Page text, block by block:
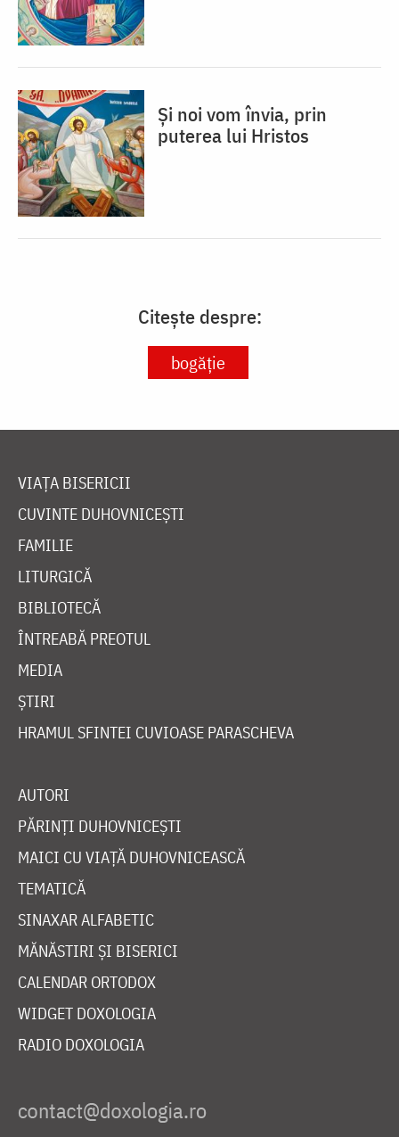
Și noi vom învia, prin
puterea lui Hristos
Citește despre:
bogăție
VIAȚA BISERICII
CUVINTE DUHOVNICEȘTI
FAMILIE
LITURGICĂ
BIBLIOTECĂ
ÎNTREABĂ PREOTUL
MEDIA
ȘTIRI
HRAMUL SFINTEI CUVIOASE PARASCHEVA
AUTORI
PĂRINȚI DUHOVNICEȘTI
MAICI CU VIAȚĂ DUHOVNICEASCĂ
TEMATICĂ
SINAXAR ALFABETIC
MĂNĂSTIRI ȘI BISERICI
CALENDAR ORTODOX
WIDGET DOXOLOGIA
RADIO DOXOLOGIA